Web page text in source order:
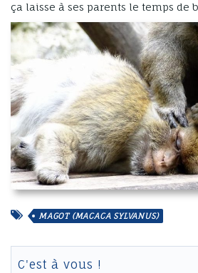
ça laisse à ses parents le temps de
MAGOT (MACACA SYLVANUS)
C'est à vous !